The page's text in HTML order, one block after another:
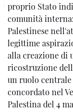
proprio Stato
comunità
Palestinese
legittime
alla creazione di
ricostruzione
un ruolo centrale
concordato nel
Palestina del 4